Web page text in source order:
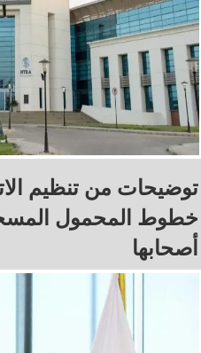
توضيحات من تنظيم
خطوط المحمول
أصحابها